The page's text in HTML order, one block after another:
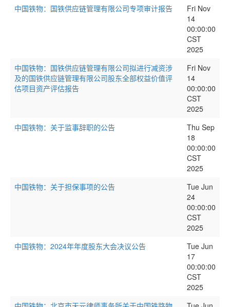
中国铁物：国铁供应链管理有限公司专项审计报告
Fri Nov
14
00:00:00
CST
2025
中国铁物：国铁供应链管理有限公司拟进行减资涉
及的国铁供应链管理有限公司股东全部权益价值评
估项目资产评估报告
Fri Nov
14
00:00:00
CST
2025
中国铁物：关于监事辞职的公告
Thu Sep
18
00:00:00
CST
2025
中国铁物：关于担保事项的公告
Tue Jun
24
00:00:00
CST
2025
中国铁物：2024年年度股东大会决议公告
Tue Jun
17
00:00:00
CST
2025